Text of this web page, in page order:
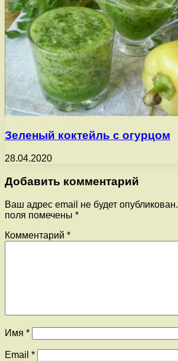
Зеленый коктейль с огурцом
28.04.2020
Добавить комментарий
Ваш адрес email не будет опубликован.
поля помечены *
Комментарий *
Имя *
Email *